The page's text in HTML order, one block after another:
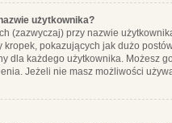
użytkownika?
(zazwyczaj) przy nazwie
pokazujących jak dużo
dla każdego użytkownika. Możesz
Jeżeli nie masz możliwości